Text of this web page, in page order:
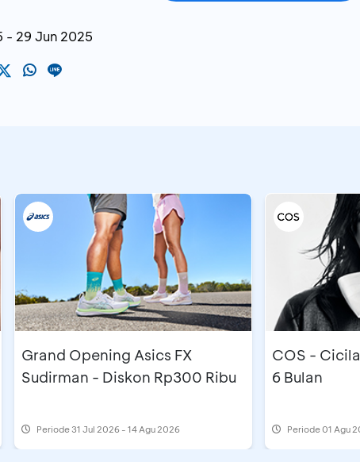
- 29 Jun 2025
Grand Opening Asics FX
Sudirman - Diskon Rp300 Ribu
Periode 31 Jul 2026 - 14 Agu 2026
COS -
6 Bulan
Periode01 Agu